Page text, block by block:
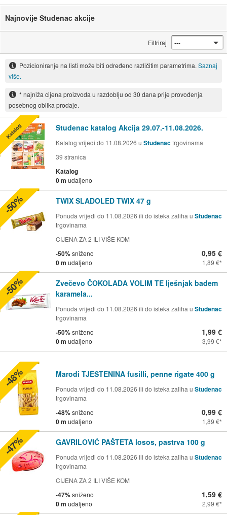
Najnovije Studenac akcije
Filtriraj
Pozicioniranje na listi može biti određeno različitim parametrima. Saznaj
više.
* najniža cijena proizvoda u razdoblju od 30 dana prije provođenja
posebnog oblika prodaje.
Studenac katalog Akcija 29.07.-11.08.2026.
Katalog vrijedi do 11.08.2026 u Studenactrgovinama
39 stranica
Katalog
0 m udaljeno
Katalog
TWIX SLADOLED TWIX 47 g
Ponuda vrijedi do 11.08.2026 ili do isteka zaliha u Studenac
trgovinama
CIJENA ZA 2 ILI VIŠE KOM
-50%sniženo
0 m udaljeno
0,95 €
1,89 €
-50%
Zvečevo ČOKOLADA VOLIM TE lješnjak badem
karamela...
Ponuda vrijedi do 11.08.2026 ili do isteka zaliha u Studenac
trgovinama
-50%sniženo
0 m udaljeno
1,99 €
3,99 €
-50%
Marodi TJESTENINA fusilli, penne rigate 400 g
Ponuda vrijedi do 11.08.2026 ili do isteka zaliha u Studenac
trgovinama
-48%sniženo
0 m udaljeno
0,99 €
1,89 €
-48%
GAVRILOVIĆ PAŠTETA losos, pastrva 100 g
Ponuda vrijedi do 11.08.2026 ili do isteka zaliha u Studenac
trgovinama
CIJENA ZA 2 ILI VIŠE KOM
-47%sniženo
0 m udaljeno
1,59 €
2,99 €
-47%